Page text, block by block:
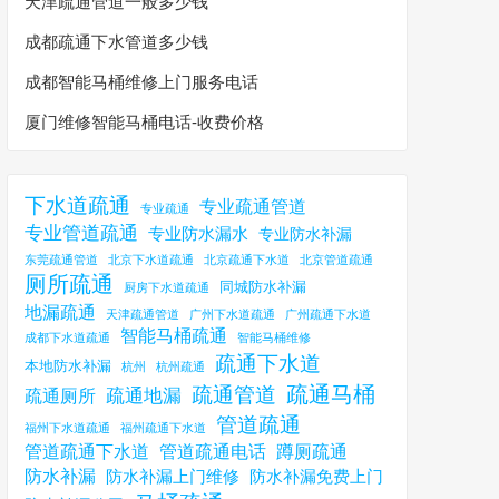
成都疏通下水管道多少钱
成都智能马桶维修上门服务电话
厦门维修智能马桶电话-收费价格
下水道疏通 专业疏通 专业疏通管道
专业管道疏通 专业防水漏水 专业防水补漏
东莞疏通管道 北京下水道疏通 北京疏通下水道 北京管道疏通
厕所疏通 厨房下水道疏通 同城防水补漏
地漏疏通 天津疏通管道 广州下水道疏通
广州疏通下水道
成都下水道疏通
智能马桶疏通 智能马桶维修
本地防水补漏 杭州 杭州疏通 疏通下水道
疏通厕所 疏通地漏 疏通管道 疏通马桶
福州下水道疏通 福州疏通下水道 管道疏通
管道疏通下水道 管道疏通电话 蹲厕疏通
防水补漏 防水补漏上门维修
防水补漏免费上门